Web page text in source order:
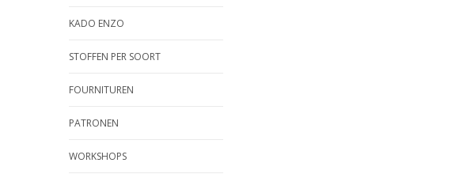
KADO ENZO
STOFFEN PER SOORT
FOURNITUREN
PATRONEN
WORKSHOPS